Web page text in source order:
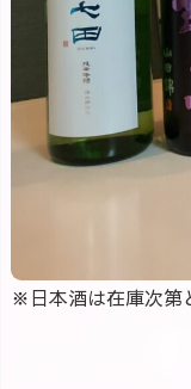
※日本酒は在庫次第